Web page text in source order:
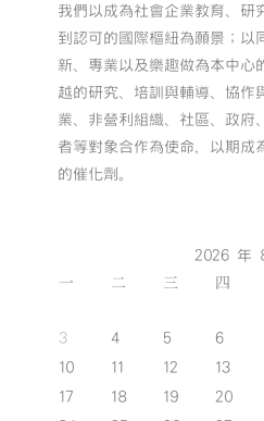
我們以成為社會企業教育、研
到認可的國際樞紐為願景；以
新、專業以及樂趣做為本中心
越的研究、培訓與輔導、協作
業、非營利組織、社區、政府
者等對象合作為使命，以期成
的催化劑。
2026 年
一 二 三 四
3
4 5 6
10
11 12 13
17
18 19 20